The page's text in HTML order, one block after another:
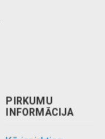
PIRKUMU
INFORMĀCIJA